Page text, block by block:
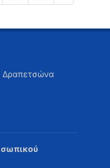
Δραπετσώνα